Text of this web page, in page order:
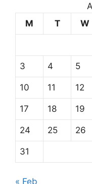
M
T W
3 4 5
10 11 12
17 18 19
24 25 26
31
« Feb